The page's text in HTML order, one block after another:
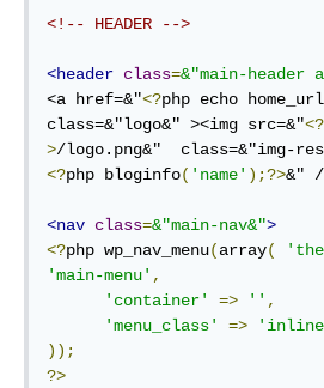
<!-- HEADER -->
<header class=&"main-header
<a href=&"<?php echo home_url
class=&"logo&" ><img src=&"<?
>/logo.png&"  class=&"img-
<?php bloginfo( 'name' );?>&" /
<nav class=&"main-nav&">
<?php wp_nav_menu(array(
'main-menu' ,
'container'
=> '' ,
'menu_class'
=>
));
?>